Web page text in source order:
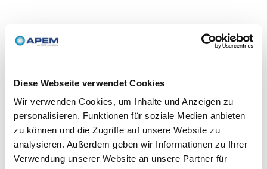
Diese Webseite verwendet Cookies
Wir verwenden Cookies, um Inhalte und Anzeigen zu
personalisieren, Funktionen für soziale Medien anbieten
zu können und die Zugriffe auf unsere Website zu
analysieren. Außerdem geben wir Informationen zu Ihrer
Verwendung unserer Website an unsere Partner für